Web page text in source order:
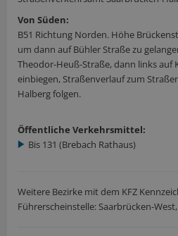
Von Süden:
B51 Richtung Norden. Höhe
um dann auf Bühler Straße zu
Theodor-Heuß-Straße, dann links auf
einbiegen, Straßenverlauf zum
Halberg folgen.
Öffentliche Verkehrsmittel:
Bis 131 (Brebach Rathaus)
Weitere Bezirke mit dem KFZ
Führerscheinstelle: Saarbrücken-